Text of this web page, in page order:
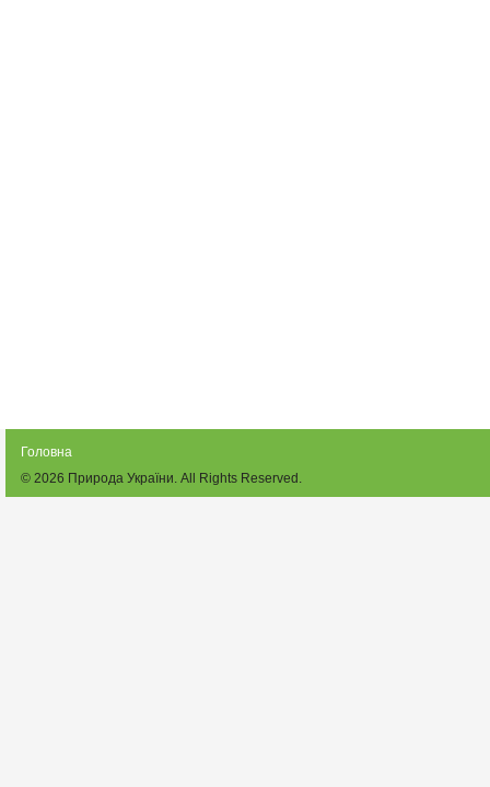
Головна
© 2026 Природа України. All Rights Reserved.